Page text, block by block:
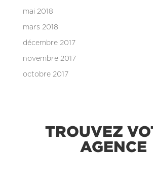
mai 2018
mars 2018
décembre 2017
novembre 2017
octobre 2017
TROUVEZ
AGENCE